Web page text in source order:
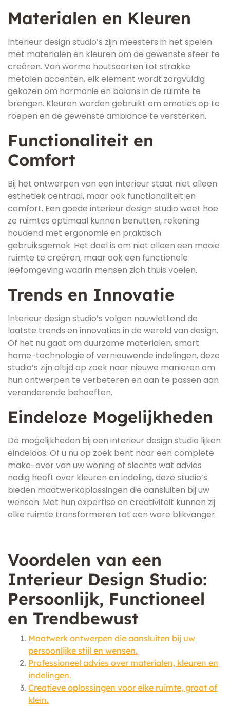
Materialen en Kleuren
Interieur design studio’s zijn meesters in het spelen
met materialen en kleuren om de gewenste sfeer te
creëren. Van warme houtsoorten tot strakke
metalen accenten, elk element wordt zorgvuldig
gekozen om harmonie en balans in de ruimte te
brengen. Kleuren worden gebruikt om emoties op te
roepen en de gewenste ambiance te versterken.
Functionaliteit en
Comfort
Bij het ontwerpen van een interieur staat niet alleen
esthetiek centraal, maar ook functionaliteit en
comfort. Een goede interieur design studio weet hoe
ze ruimtes optimaal kunnen benutten, rekening
houdend met ergonomie en praktisch
gebruiksgemak. Het doel is om niet alleen een mooie
ruimte te creëren, maar ook een functionele
leefomgeving waarin mensen zich thuis voelen.
Trends en Innovatie
Interieur design studio’s volgen nauwlettend de
laatste trends en innovaties in de wereld van design.
Of het nu gaat om duurzame materialen, smart
home-technologie of vernieuwende indelingen, deze
studio’s zijn altijd op zoek naar nieuwe manieren om
hun ontwerpen te verbeteren en aan te passen aan
veranderende behoeften.
Eindeloze Mogelijkheden
De mogelijkheden bij een interieur design studio lijken
eindeloos. Of u nu op zoek bent naar een complete
make-over van uw woning of slechts wat advies
nodig heeft over kleuren en indeling, deze studio’s
bieden maatwerkoplossingen die aansluiten bij uw
wensen. Met hun expertise en creativiteit kunnen zij
elke ruimte transformeren tot een ware blikvanger.
Voordelen van een
Interieur Design Studio:
Persoonlijk, Functioneel
en Trendbewust
Maatwerk ontwerpen die aansluiten bij uw
persoonlijke stijl en wensen.
Professioneel advies over materialen, kleuren en
indelingen.
Creatieve oplossingen voor elke ruimte, groot of
klein.